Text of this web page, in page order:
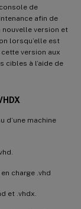
de
afin de
version et
lorsqu’elle est
version aux
cibles à l’aide de
d’une machine
charge .vhd
et .vhdx.